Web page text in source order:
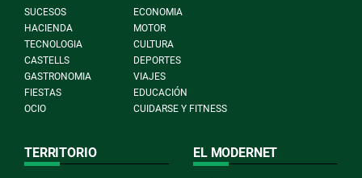
SUCESOS
ECONOMIA
HACIENDA
MOTOR
TECNOLOGIA
CULTURA
CASTELLS
DEPORTES
GASTRONOMIA
VIAJES
FIESTAS
EDUCACIÓN
OCIO
CUIDARSE Y FITNESS
TERRITORIO EL MODERNET